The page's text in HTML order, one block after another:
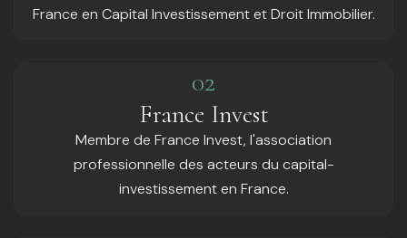
France en Capital Investissement et Droit Immobilier.
02
France Invest
Membre de France Invest, l'association
professionnelle des acteurs du capital-
investissement en France.